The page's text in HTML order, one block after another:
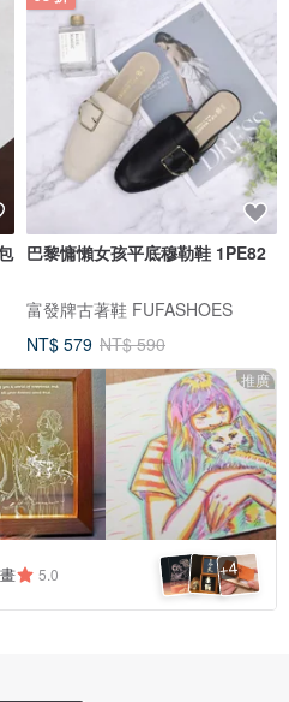
巴黎慵懶女孩平底穆勒鞋 1PE82
富發牌古著鞋 FUFASHOES
NT$ 579 NT$ 590
推廣
5.0 +4